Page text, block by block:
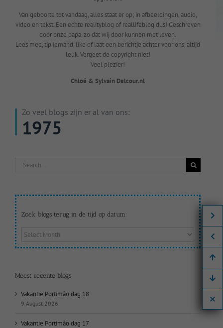
Van geboorte tot vandaag, alles staat er op; in afbeeldingen, audio,
video en tekst. Een echte realityblog of reallifeblog dus! Geschreven
door onze papa, zo dat wij door kunnen met leven.
Lees mee, tip iemand, like of laat een berichtje achter voor ons, altijd
leuk. Vergeet de copyright niet!
Veel plezier!
Chloé & Sylvain Delcour.nl
Zo veel blogs zijn er al van ons:
1975
Search
Zoek blogs terug in de tijd op datum:
Zoek
op
datum:
Meest recente blogs
Vakantie Portimão dag 18
9 August 2026
Vakantie Portimão dag 17